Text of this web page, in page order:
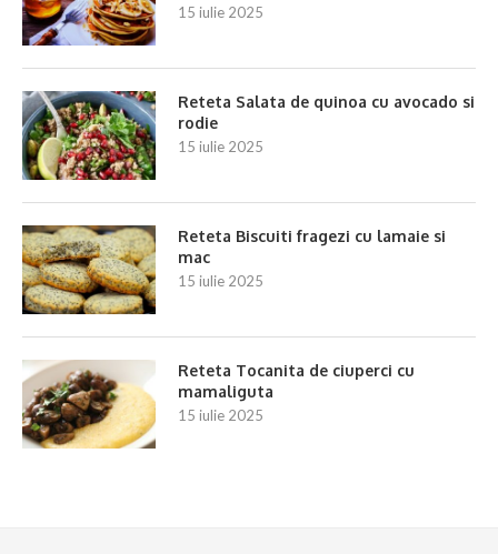
15 iulie 2025
Reteta Salata de quinoa cu avocado si
rodie
15 iulie 2025
Reteta Biscuiti fragezi cu lamaie si
mac
15 iulie 2025
Reteta Tocanita de ciuperci cu
mamaliguta
15 iulie 2025